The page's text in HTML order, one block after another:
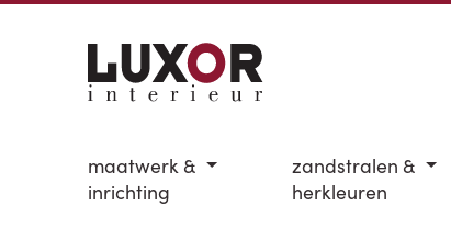
maatwerk &
inrichting
zandstralen &
herkleuren